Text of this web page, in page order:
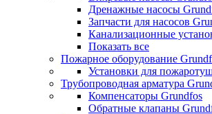
Дренажные насосы
Запчасти для насосов
Канализационные
Показать все
Пожарное оборудование
Установки для
Трубопроводная арматура
Компенсаторы Grundfos
Обратные клапаны